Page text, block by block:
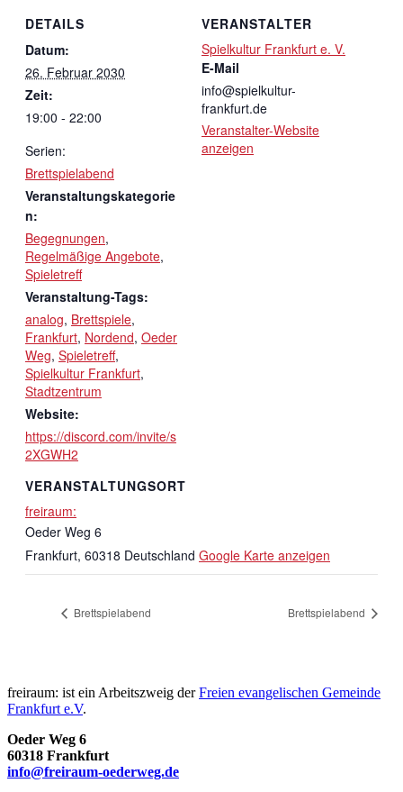
DETAILS
Datum:
26. Februar 2030
Zeit:
19:00 - 22:00
Serien:
Brettspielabend
Veranstaltungskategorie
n:
Begegnungen,
Regelmäßige Angebote,
Spieletreff
Veranstaltung-Tags:
analog, Brettspiele,
Frankfurt, Nordend, Oeder
Weg, Spieletreff,
Spielkultur Frankfurt,
Stadtzentrum
Website:
https://discord.com/invite/s
2XGWH2
VERANSTALTUNGSORT
freiraum:
Oeder Weg 6
Frankfurt, 60318 Deutschland Google Karte anzeigen
VERANSTALTER
Spielkultur Frankfurt e. V.
E-Mail
info@spielkultur-
frankfurt.de
Veranstalter-Website
anzeigen
Brettspielabend Brettspielabend
freiraum: ist ein Arbeitszweig derFreien evangelischen Gemeinde
Frankfurt e.V.
Oeder Weg 6
60318 Frankfurt
info@freiraum-oederweg.de